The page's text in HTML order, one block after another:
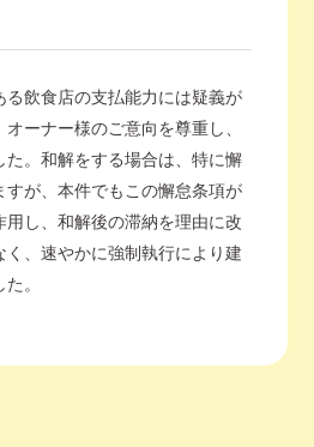
る飲食店の支払能力には疑義が
ーナー様のご意向を尊重し、
た。和解をする場合は、特に懈
すが、本件でもこの懈怠条項が
用し、和解後の滞納を理由に改
く、速やかに強制執行により建
。